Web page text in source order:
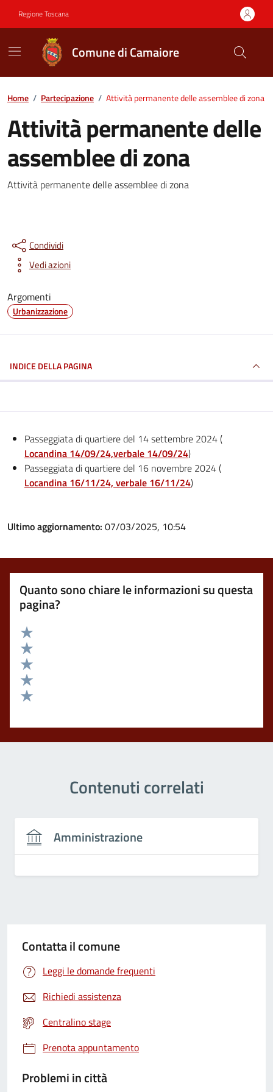
Regione Toscana
Comune di Camaiore
Contenuti in evidenza
Home / Partecipazione / Attività permanente delle assemblee di zona
Attività permanente delle
assemblee di zona
Dettagli della notizia
Attività permanente delle assemblee di zona
Condividi
Vedi azioni
Argomenti
Urbanizzazione
INDICE DELLA PAGINA
Passeggiata di quartiere del 14 settembre 2024 (
Locandina 14/09/24,verbale 14/09/24)
Passeggiata di quartiere del 16 novembre 2024 (
Locandina 16/11/24, verbale 16/11/24)
Ultimo aggiornamento: 07/03/2025, 10:54
Quanto sono chiare le informazioni su questa
pagina?
Valuta 5 stelle su 5
Valuta 4 stelle su 5
Valuta 3 stelle su 5
Valuta 2 stelle su 5
Contenuti correlati
Amministrazione
Contatta il comune
Leggi le domande frequenti
Richiedi assistenza
Centralino stage
Prenota appuntamento
Problemi in città